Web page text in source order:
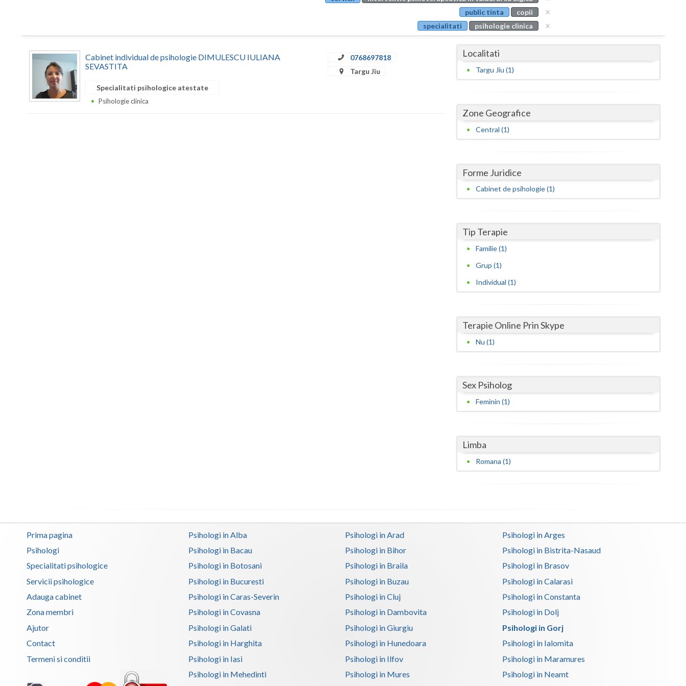
Buzau
Calarasi
Caras-Severin
Giurgiu
Iasi
Maramures
Mehedinti
Neamt
Olt
Prahova
Salaj
Teleorman
Timis
Tulcea
Valcea
Vaslui
Vrancea
public tinta
copii
specialitati
psihologie clinica
Cabinet individual de psihologie DIMULESCU IULIANA
SEVASTITA
0768697818
Targu Jiu
Specialitati psihologice atestate
Psihologie clinica
Localitati
Targu Jiu (1)
Zone Geografice
Central (1)
Forme Juridice
Cabinet de psihologie (1)
Tip Terapie
Familie (1)
Grup (1)
Individual (1)
Terapie Online Prin Skype
Nu (1)
Sex Psiholog
Feminin (1)
Limba
Romana (1)
Prima pagina
Psihologi
Specialitati psihologice
Servicii psihologice
Adauga cabinet
Zona membri
Ajutor
Contact
Termeni si conditii
Psihologi in Alba Psihologi in Arad
Psihologi in Arges
Psihologi in Bacau
Psihologi in Bihor
Psihologi in Bistrita-Nasaud
Psihologi in Botosani
Psihologi in Braila
Psihologi in Brasov
Psihologi in Bucuresti
Psihologi in Buzau
Psihologi in Calarasi
Psihologi in Caras-Severin
Psihologi in Cluj
Psihologi in Constanta
Psihologi in Covasna
Psihologi in Dambovita
Psihologi in Dolj
Psihologi in Galati
Psihologi in Giurgiu
Psihologi in Gorj
Psihologi in Harghita
Psihologi in Hunedoara
Psihologi in Ialomita
Psihologi in Iasi
Psihologi in Ilfov
Psihologi in Maramures
Psihologi in Mehedinti
Psihologi in Mures
Psihologi in Neamt